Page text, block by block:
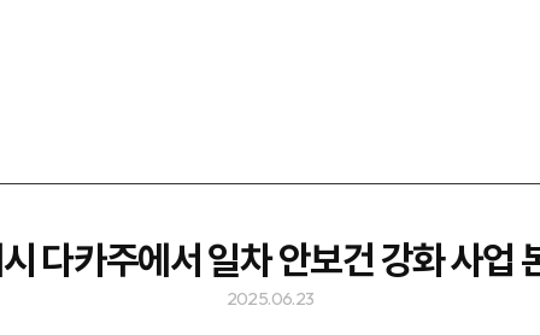
다카주에서 일차 안보건 강화 사업
2025.06.23